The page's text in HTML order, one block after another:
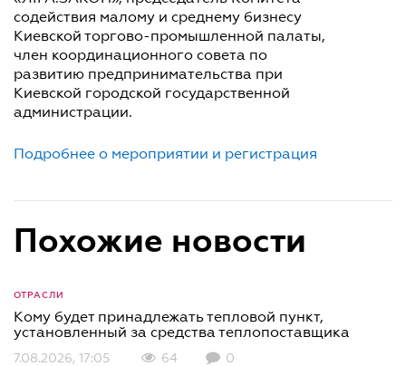
содействия малому и среднему бизнесу
Киевской торгово-промышленной палаты,
член координационного совета по
развитию предпринимательства при
Киевской городской государственной
администрации.
Подробнее о мероприятии и регистрация
Похожие новости
ОТРАСЛИ
Кому будет принадлежать тепловой пункт,
установленный за средства теплопоставщика
7.08.2026, 17:05 64 0